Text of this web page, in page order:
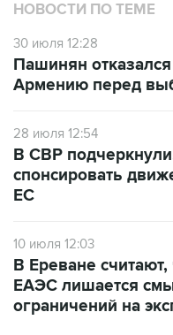
НОВОСТИ ПО ТЕМЕ
30 июля 12:28
Пашинян
Армению перед
28 июля 12:54
В СВР
спонсировать
ЕС
10 июля 12:03
В Ереване
ЕАЭС лишается
ограничений на